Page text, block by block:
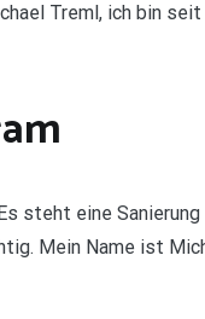
Treml, ich bin
steht eine
Mein Name ist